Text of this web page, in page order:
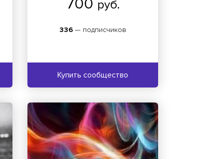
700 руб.
336 — подписчиков
Купить сообщество